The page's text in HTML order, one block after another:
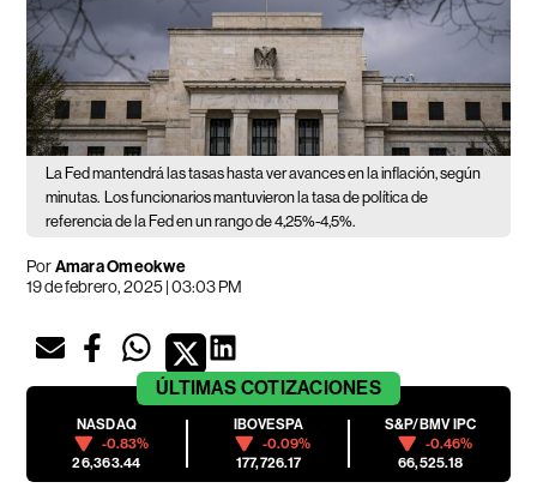
La Fed mantendrá las tasas hasta ver avances en la inflación, según
minutas. Los funcionarios mantuvieron la tasa de política de
referencia de la Fed en un rango de 4,25%-4,5%.
PorAmara Omeokwe
19 de febrero, 2025 | 03:03 PM
ÚLTIMAS COTIZACIONES
NASDAQ
-0.83%
26,363.44
IBOVESPA
-0.09%
177,726.17
S&P/BMV IPC
-0.46%
66,525.18